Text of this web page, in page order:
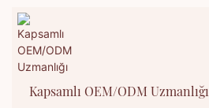
Kapsamlı OEM/ODM Uzmanlığı